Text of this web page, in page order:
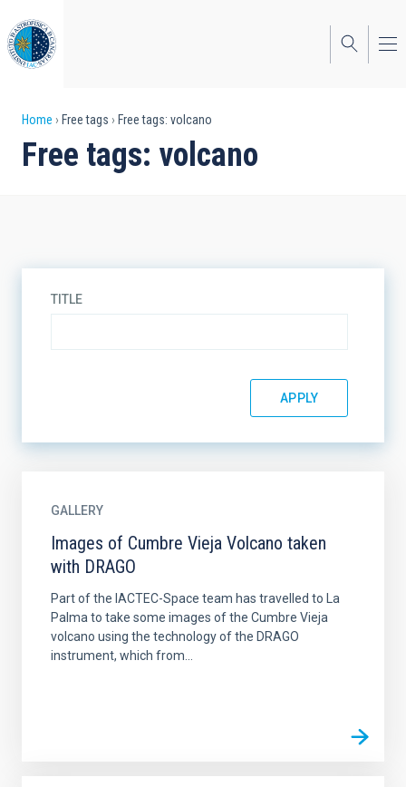
to
main
content
Breadcrumb
Home Free tags Free tags: volcano
Free tags: volcano
TITLE
GALLERY
Images of Cumbre Vieja Volcano taken
with DRAGO
Part of the IACTEC-Space team has travelled to La
Palma to take some images of the Cumbre Vieja
volcano using the technology of the DRAGO
instrument, which from...